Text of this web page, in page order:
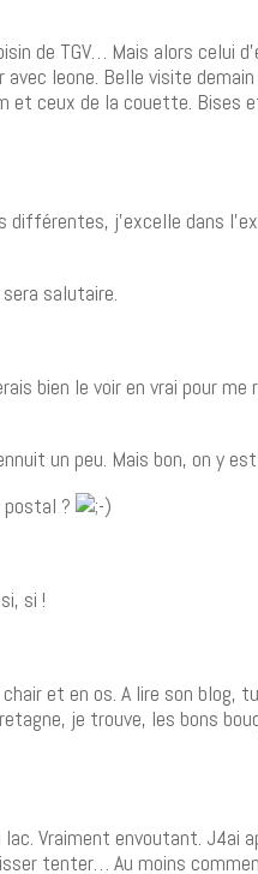
de TGV… Mais alors celui
avec leone. Belle visite demain
et ceux de la couette. Bises
différentes, j’excelle dans
salutaire.
bien le voir en vrai pour me
un peu. Mais bon, on y
postal ?
si !
et en os. A lire son blog,
je trouve, les bons
lac. Vraiment envoutant. J4ai
tenter… Au moins